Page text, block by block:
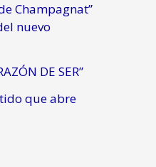
Champagnat”
nuevo
DE SER”
que abre